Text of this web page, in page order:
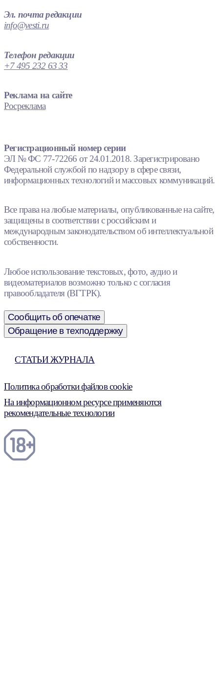
Эл. почта редакции
info@vesti.ru
Телефон редакции
+7 495 232 63 33
Реклама на сайте
Росреклама
Регистрационный номер серии
ЭЛ № ФС 77-72266 от 24.01.2018. Зарегистрировано
Федеральной службой по надзору в сфере связи,
информационных технологий и массовых коммуникаций.
Все права на любые материалы, опубликованные на сайте,
защищены в соответствии с российским и
международным законодательством об интеллектуальной
собственности.
Любое использование текстовых, фото, аудио и
видеоматериалов возможно только с согласия
правообладателя (ВГТРК).
Сообщить об опечатке
Обращение в техподдержку
СТАТЬИ ЖУРНАЛА
Политика обработки файлов cookie
На информационном ресурсе применяются
рекомендательные технологии